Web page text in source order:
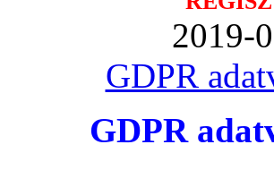
2019-
GDPR
GDPR